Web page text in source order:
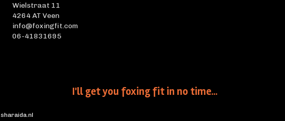
Wielstraat 11
4264 AT Veen
info@foxingfit.com
06-41831695
I'll get you foxing fit in no time...
sharaida.nl